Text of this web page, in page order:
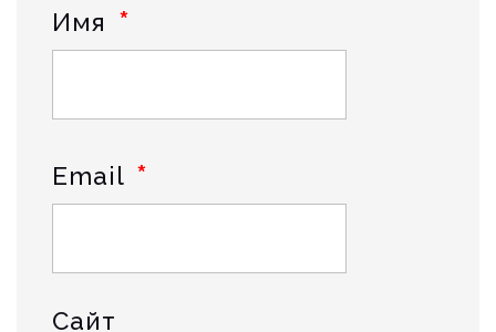
Имя *
Email *
Сайт